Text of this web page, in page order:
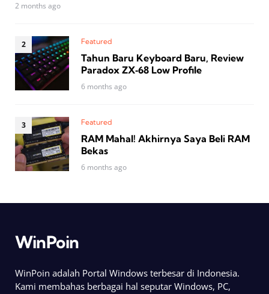
2 months ago
Featured
Tahun Baru Keyboard Baru, Review
Paradox ZX‑68 Low Profile
6 months ago
Featured
RAM Mahal! Akhirnya Saya Beli RAM
Bekas
6 months ago
WinPoin
WinPoin adalah Portal Windows terbesar di Indonesia.
Kami membahas berbagai hal seputar Windows, PC,